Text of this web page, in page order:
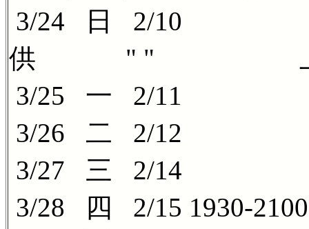
3/24 日 2/10 一意
供 " " 上
3/25 一 2/11
3/26 二 2/12
3/27 三 2/14
3/28 四 2/15 1930-